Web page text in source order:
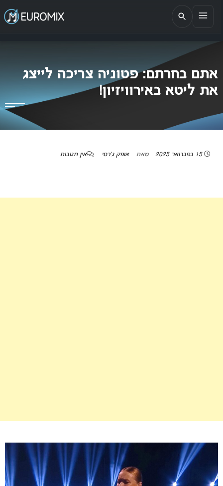
EUROMIX
אתר הבית של האירוויזיון בישראל
אתם בחרתם: פטוניה צריכה לייצג
את ליטא באירוויזיון!
15 בפברואר 2025 מאת אופק ג'רסי אין תגובות